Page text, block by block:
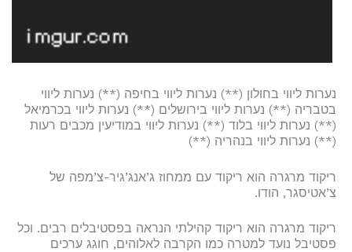
נערות ליווי בחולון (**) נערות ליווי בחיפה (**) נערות ליווי
בטבריה (**) נערות ליווי בירושלים (**) נערות ליווי בכרמיאל
(**) נערות ליווי בלוד (**) נערות ליווי במודיעין מכבים רעות
(**) נערות ליווי בנהריה (**)
ריקוד מרגרה הוא ריקוד עם ממחוז ג’אנג’גיר-צ’מפה של
צ’אטיסגר, הודו.
ריקוד מרגרה הוא ריקוד קהילתי הנראה בפסטיבלים רבים. וכל
פסטיבל נועד למטרה כמו הקרבה לאלוהים, חוגג ערכים